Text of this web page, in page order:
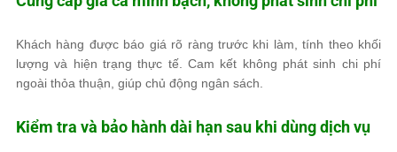
Khách hàng được báo giá rõ ràng trước khi làm, tính theo khối
lượng và hiện trạng thực tế. Cam kết không phát sinh chi phí
ngoài thỏa thuận, giúp chủ động ngân sách.
Kiểm tra và bảo hành dài hạn sau khi dùng dịch vụ